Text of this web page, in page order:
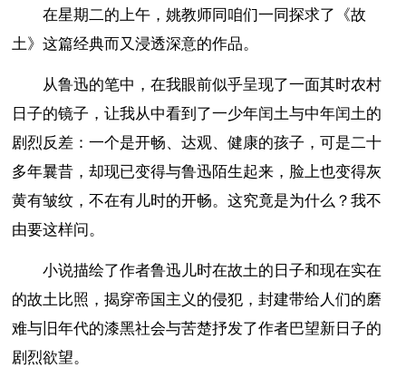
在星期二的上午，姚教师同咱们一同探求了《故
土》这篇经典而又浸透深意的作品。
从鲁迅的笔中，在我眼前似乎呈现了一面其时农村
日子的镜子，让我从中看到了一少年闰土与中年闰土的
剧烈反差：一个是开畅、达观、健康的孩子，可是二十
多年曩昔，却现已变得与鲁迅陌生起来，脸上也变得灰
黄有皱纹，不在有儿时的开畅。这究竟是为什么？我不
由要这样问。
小说描绘了作者鲁迅儿时在故土的日子和现在实在
的故土比照，揭穿帝国主义的侵犯，封建带给人们的磨
难与旧年代的漆黑社会与苦楚抒发了作者巴望新日子的
剧烈欲望。